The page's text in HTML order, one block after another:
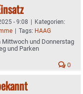
- 9:08 | Kategorien:
| Tags: HAAG
Mittwoch und Donnerstag
und Parken
0